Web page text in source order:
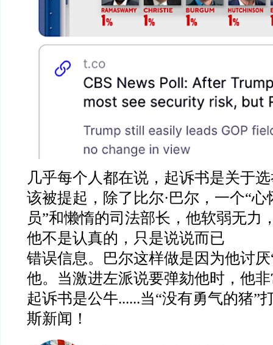
几乎每个人都在说，起诉书是关于
该被提起，除了比尔· 巴尔，一个“心
员”和懒惰的司法部长，他软弱无力
他不是认真的，只是说说而已
错误信息。巴尔这样做是因为他讨厌
他。当激进左派说要弹劾他时，他
起诉书是公牛......当“没有勇气的猪”
斯新闻！